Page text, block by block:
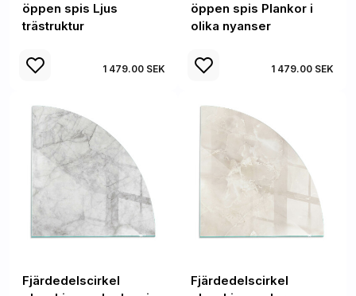
öppen spis Ljus
trästruktur
1 479.00 SEK
öppen spis Plankor i
olika nyanser
1 479.00 SEK
Fjärdedelscirkel
Fjärdedelscirkel